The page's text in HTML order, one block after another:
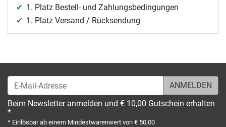
1. Platz Bestell- und Zahlungsbedingungen
1. Platz Versand / Rücksendung
E-Mail-Adresse
Beim Newsletter anmelden und € 10,00 Gutschein erhalten
*
* Einlösbar ab einem Mindestwarenwert von € 50,00